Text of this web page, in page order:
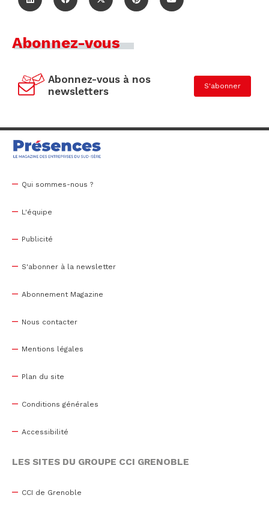
Abonnez-vous
Abonnez-vous à nos
newsletters
S'abonner
Qui sommes-nous ?
L'équipe
Publicité
S'abonner à la newsletter
Abonnement Magazine
Nous contacter
Mentions légales
Plan du site
Conditions générales
Accessibilité
LES SITES DU GROUPE CCI GRENOBLE
CCI de Grenoble